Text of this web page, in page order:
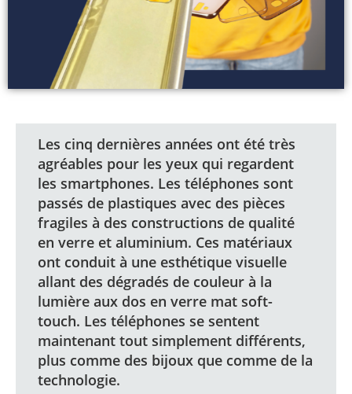
Les cinq dernières années ont été très
agréables pour les yeux qui regardent
les smartphones. Les téléphones sont
passés de plastiques avec des pièces
fragiles à des constructions de qualité
en verre et aluminium. Ces matériaux
ont conduit à une esthétique visuelle
allant des dégradés de couleur à la
lumière aux dos en verre mat soft-
touch. Les téléphones se sentent
maintenant tout simplement différents,
plus comme des bijoux que comme de la
technologie.